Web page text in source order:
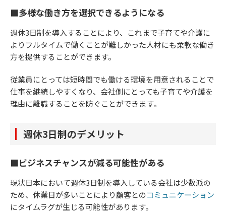
■多様な働き方を選択できるようになる
週休3日制を導入することにより、これまで子育てや介護に
よりフルタイムで働くことが難しかった人材にも柔軟な働き
方を提供することができます。
従業員にとっては短時間でも働ける環境を用意されることで
仕事を継続しやすくなり、会社側にとっても子育てや介護を
理由に離職することを防ぐことができます。
週休3日制のデメリット
■ビジネスチャンスが減る可能性がある
現状日本において週休3日制を導入している会社は少数派の
ため、休業日が多いことにより顧客とのコミュニケーション
にタイムラグが生じる可能性があります。